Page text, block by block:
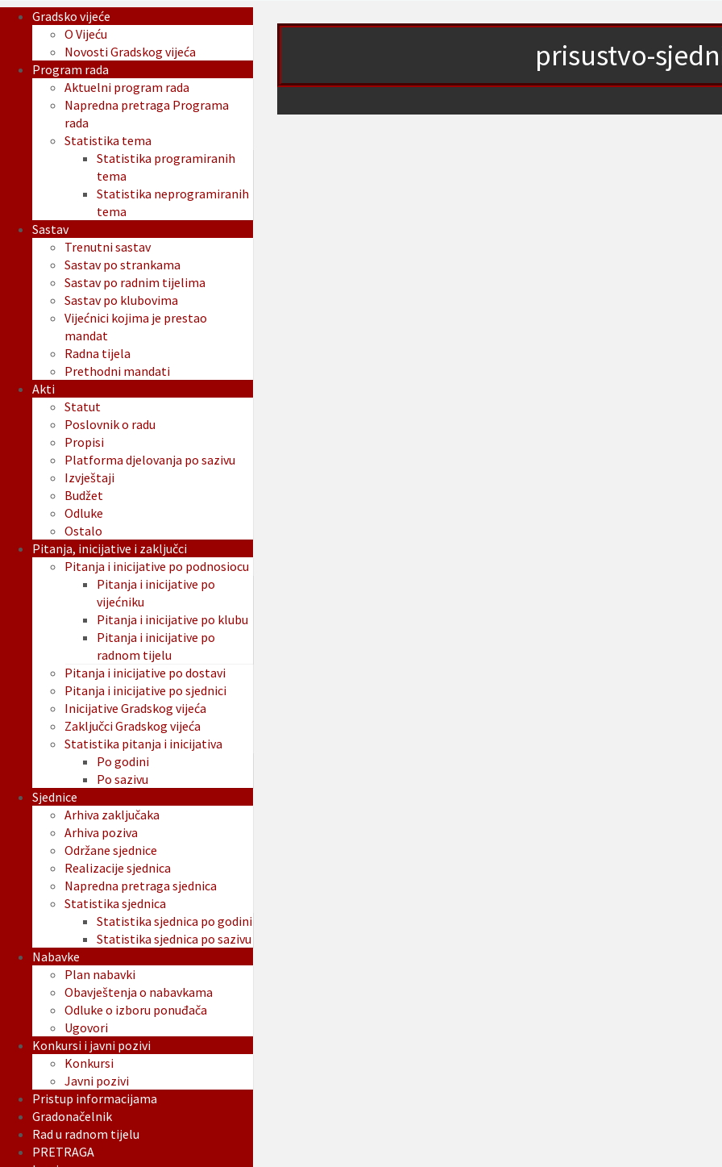
prisustvo-
Gradsko vijeće
O Vijeću
Novosti Gradskog vijeća
Program rada
Aktuelni program rada
Napredna pretraga Programa
rada
Statistika tema
Statistika programiranih
tema
Statistika neprogramiranih
tema
Sastav
Trenutni sastav
Sastav po strankama
Sastav po radnim tijelima
Sastav po klubovima
Vijećnici kojima je prestao
mandat
Radna tijela
Prethodni mandati
Akti
Statut
Poslovnik o radu
Propisi
Platforma djelovanja po sazivu
Izvještaji
Budžet
Odluke
Ostalo
Pitanja, inicijative i zaključci
Pitanja i inicijative po podnosiocu
Pitanja i inicijative po
vijećniku
Pitanja i inicijative po klubu
Pitanja i inicijative po
radnom tijelu
Pitanja i inicijative po dostavi
Pitanja i inicijative po sjednici
Inicijative Gradskog vijeća
Zaključci Gradskog vijeća
Statistika pitanja i inicijativa
Po godini
Po sazivu
Sjednice
Arhiva zaključaka
Arhiva poziva
Održane sjednice
Realizacije sjednica
Napredna pretraga sjednica
Statistika sjednica
Statistika sjednica po godini
Statistika sjednica po sazivu
Nabavke
Plan nabavki
Obavještenja o nabavkama
Odluke o izboru ponuđača
Ugovori
Konkursi i javni pozivi
Konkursi
Javni pozivi
Pristup informacijama
Gradonačelnik
Rad u radnom tijelu
PRETRAGA